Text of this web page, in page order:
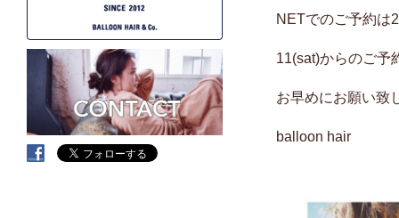
NETでのご予約は
11(sat)からのご予
お早めにお願い致
balloon hair